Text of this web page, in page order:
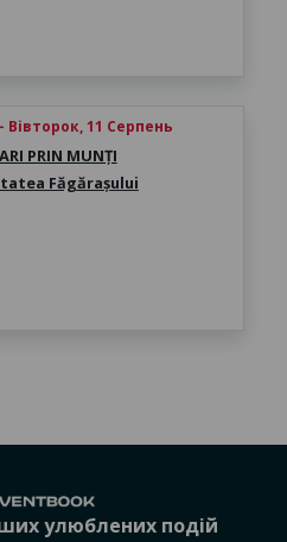
Вівторок, 11 Серпень
PRIN MUNȚI
Făgărașului
улюблених подій